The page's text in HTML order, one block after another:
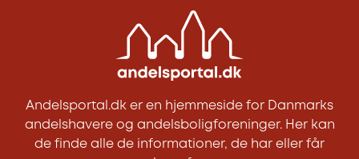
Andelsportal.dk er en hjemmeside for Danmarks
andelshavere og andelsboligforeninger. Her kan
de finde alle de informationer, de har eller får